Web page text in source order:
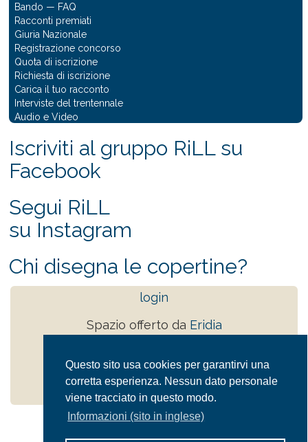
Questo sito usa cookies per garantirvi una
corretta esperienza. Nessun dato personale
viene tracciato in questo modo.
Informazioni (sito in inglese)
Bando — FAQ
Racconti premiati
Giuria Nazionale
Registrazione concorso
Quota di iscrizione
Richiesta di iscrizione
Carica il tuo racconto
Interviste del trentennale
Audio e Video
Iscriviti al gruppo RiLL su
Facebook
Segui RiLL
su Instagram
Chi disegna le copertine?
login
Spazio offerto da Eridia
Powered byDrupal
Privacy Policy